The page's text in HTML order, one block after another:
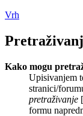
Vrh
Kako mogu
Upisivanjem
stranici/
pretraživanje
formu